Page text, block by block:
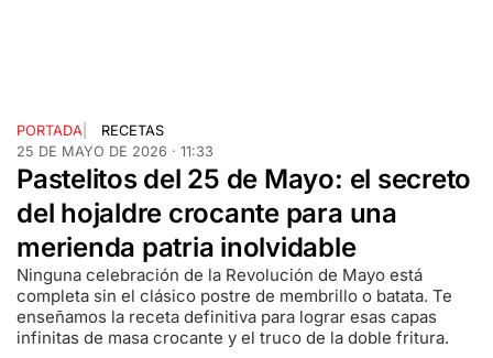
PORTADA
RECETAS
25 DE MAYO DE 2026 · 11:33
Pastelitos del 25 de Mayo: el secreto
del hojaldre crocante para una
merienda patria inolvidable
Ninguna celebración de la Revolución de Mayo está
completa sin el clásico postre de membrillo o batata. Te
enseñamos la receta definitiva para lograr esas capas
infinitas de masa crocante y el truco de la doble fritura.